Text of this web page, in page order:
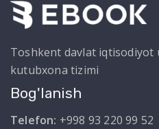
Toshkent davlat
kutubxona tizimi
Bog'lanish
Telefon: +998 93 220 99 52